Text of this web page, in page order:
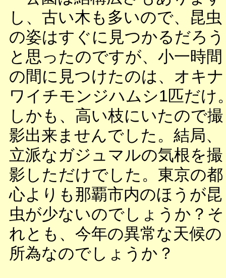
し、古い木も多いので、昆虫
の姿はすぐに見つかるだろう
と思ったのですが、小一時間
の間に見つけたのは、オキナ
ワイチモンジハムシ1匹だけ
しかも、高い枝にいたので撮
影出来ませんでした。結局、
立派なガジュマルの気根を撮
影しただけでした。東京の都
心よりも那覇市内のほうが昆
虫が少ないのでしょうか？そ
れとも、今年の異常な天候の
所為なのでしょうか？